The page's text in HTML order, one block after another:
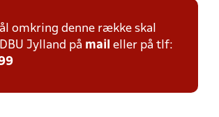
omkring denne række skal
Jylland på mail eller på tlf: